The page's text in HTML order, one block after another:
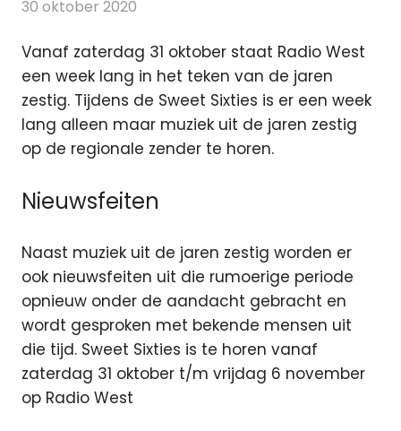
30 oktober 2020
Vanaf zaterdag 31 oktober staat Radio West
een week lang in het teken van de jaren
zestig. Tijdens de Sweet Sixties is er een week
lang alleen maar muziek uit de jaren zestig
op de regionale zender te horen.
Nieuwsfeiten
Naast muziek uit de jaren zestig worden er
ook nieuwsfeiten uit die rumoerige periode
opnieuw onder de aandacht gebracht en
wordt gesproken met bekende mensen uit
die tijd. Sweet Sixties is te horen vanaf
zaterdag 31 oktober t/m vrijdag 6 november
op Radio West